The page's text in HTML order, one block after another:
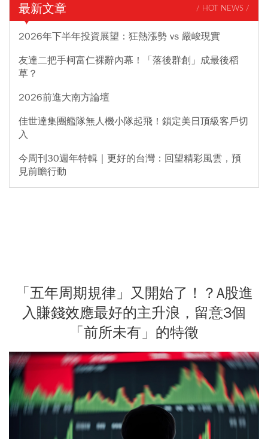
最新文章 / HOT NEWS /
2026年下半年投資展望：狂熱漲勢 vs 嚴峻現實
友達二把手柯富仁裸辭內幕！「落後群創」成最後稻
草？
2026前進大南方論壇
佳世達集團艦隊無人機小隊起飛！鎖定美日頂級客戶切
入
今周刊30週年特輯｜更好的台灣：回望精彩風雲，預
見前瞻行動
「五年周期規律」又開始了！？A股進
入賺錢效應最好的主升浪，留意3個
「前所未有」的特徵